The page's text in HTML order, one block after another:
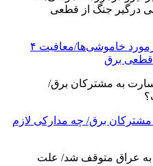
آخرین اظهارات وزیر نیرو درمورد خاموشی‌ها/معافیت ۴
قطعی برق
برق/ چه مدارکی لازم